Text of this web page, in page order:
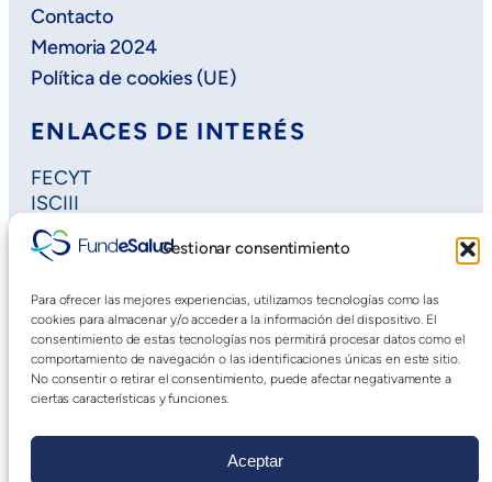
Gestionar consentimiento
Para ofrecer las mejores experiencias, utilizamos tecnologías como las
cookies para almacenar y/o acceder a la información del dispositivo. El
consentimiento de estas tecnologías nos permitirá procesar datos como el
comportamiento de navegación o las identificaciones únicas en este sitio.
No consentir o retirar el consentimiento, puede afectar negativamente a
ciertas características y funciones.
Aceptar
Contacto
Memoria 2024
Política de cookies (UE)
ENLACES DE INTERÉS
FECYT
ISCIII
Horizon Europe
Plan Regional de Investigación
Saludteca
Cursos DOE